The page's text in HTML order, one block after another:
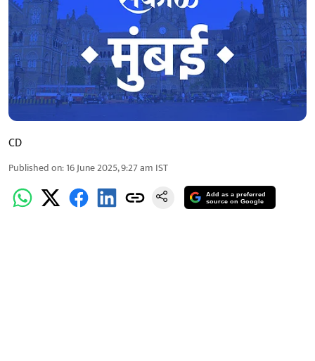
CD
Published on:16 June 2025, 9:27 am IST
Add as a preferred
source on Google